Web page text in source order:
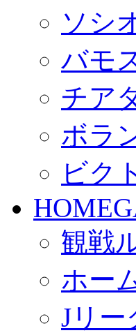
ソシ
バモ
チア
ボラ
ビク
観戦
ホー
Jリー